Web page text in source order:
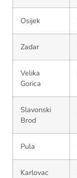
Osijek
Zadar
Velika
Gorica
Slavonski
Brod
Pula
Karlovac